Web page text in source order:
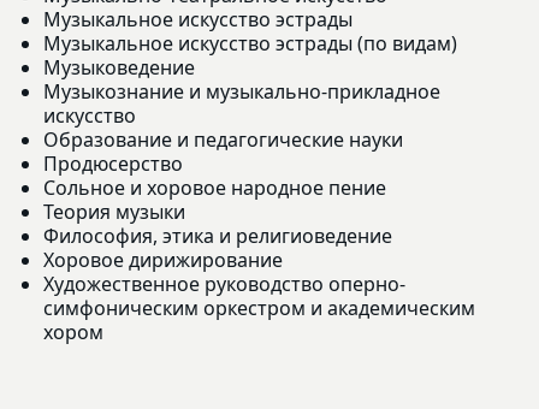
Музыкальное искусство эстрады
Музыкальное искусство эстрады (по видам)
Музыковедение
Музыкознание и музыкально-прикладное
искусство
Образование и педагогические науки
Продюсерство
Сольное и хоровое народное пение
Теория музыки
Философия, этика и религиоведение
Хоровое дирижирование
Художественное руководство оперно-
симфоническим оркестром и академическим
хором